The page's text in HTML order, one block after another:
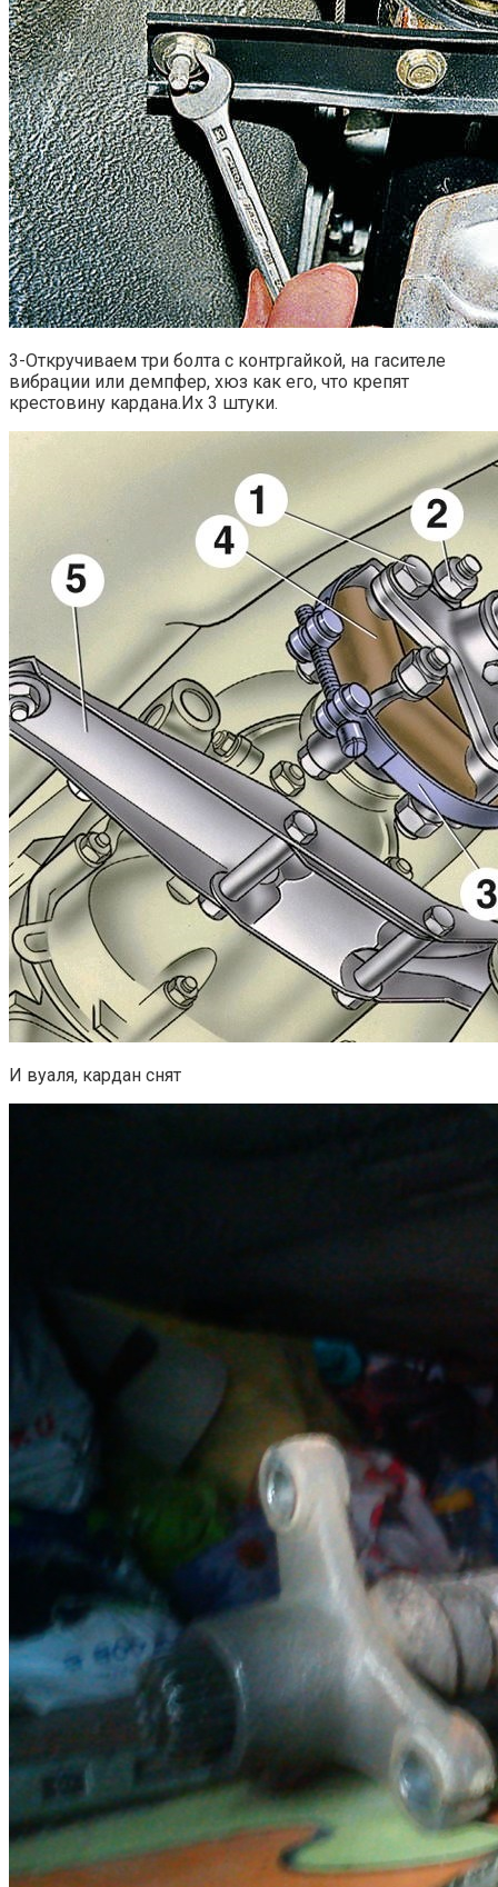
3-Откручиваем три болта с контргайкой, на гасителе
вибрации или демпфер, хюз как его, что крепят
крестовину кардана.Их 3 штуки.
И вуаля, кардан снят